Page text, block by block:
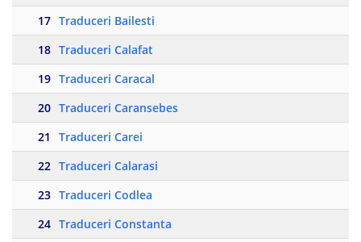
17 Traduceri Bailesti
18 Traduceri Calafat
19 Traduceri Caracal
20 Traduceri Caransebes
21
Traduceri Carei
22 Traduceri Calarasi
23 Traduceri Codlea
24 Traduceri Constanta